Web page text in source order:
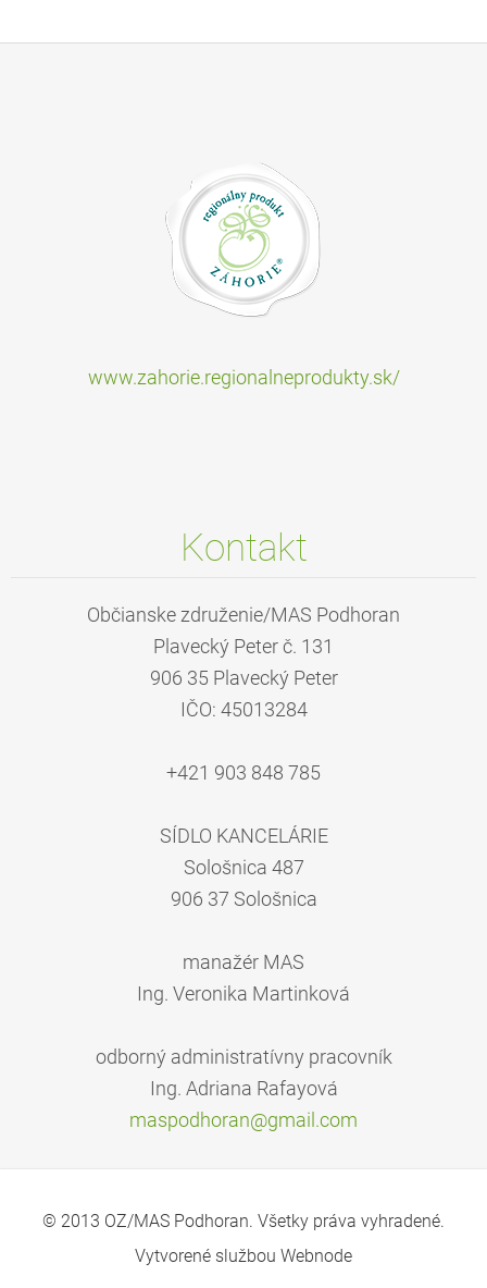
www.zahorie.regionalneprodukty.sk/
Kontakt
Občianske združenie/MAS Podhoran
Plavecký Peter č. 131
906 35 Plavecký Peter
IČO: 45013284
+421 903 848 785
SÍDLO KANCELÁRIE
Sološnica 487
906 37 Sološnica
manažér MAS
Ing. Veronika Martinková
odborný administratívny pracovník
Ing. Adriana Rafayová
maspodhoran@gmai l.com
© 2013 OZ/MAS Podhoran. Všetky práva vyhradené.
Vytvorené službou Webnode